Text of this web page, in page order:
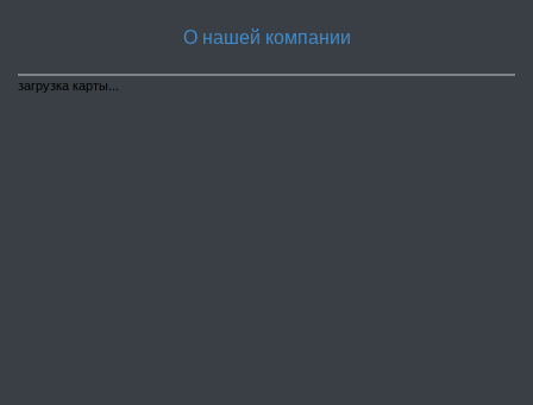
загрузка карты...
О нашей компании